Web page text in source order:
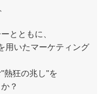
とともに、
用いたマーケティング
熱狂の兆し"を
？